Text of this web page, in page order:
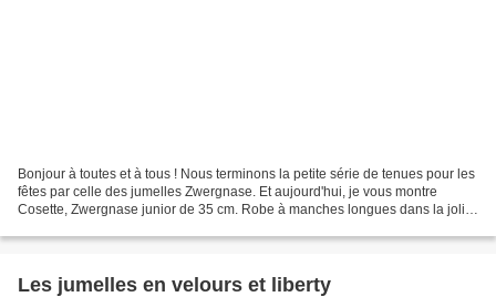
Bonjour à toutes et à tous ! Nous terminons la petite série de tenues pour les
fêtes par celle des jumelles Zwergnase. Et aujourd'hui, je vous montre
Cosette, Zwergnase junior de 35 cm. Robe à manches longues dans la jolie
Les jumelles en velours et liberty